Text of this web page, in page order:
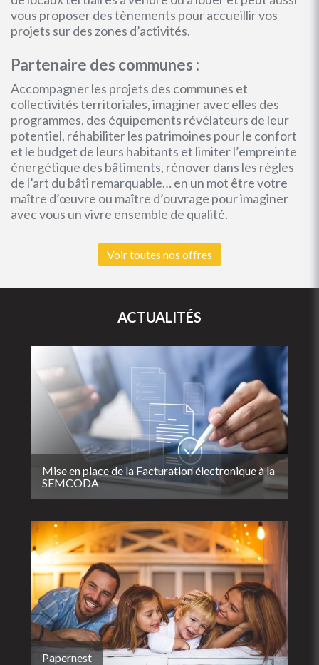
vous proposer des tènements pour accueillir vos
projets sur des zones d’activités.
Partenaire des communes :
Accompagner les projets des communes et
collectivités territoriales, imaginer avec elles des
programmes, des équipements révélateurs de leur
potentiel, réhabiliter les patrimoines pour le confort
et le budget de leurs habitants et limiter l’empreinte
énergétique des bâtiments, rénover dans les règles
de l’art du bâti remarquable… en un mot être votre
maître d’œuvre ou maître d’ouvrage pour imaginer
avec vous un vivre ensemble de qualité.
Voir toutes nos offres
ACTUALITÉS
Mise en place de la Facturation électronique à la
SEMCODA
Papernest